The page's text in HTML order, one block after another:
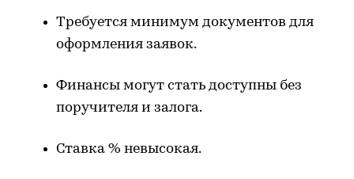
Требуется минимум документов для
оформления заявок.
Финансы могут стать доступны без
поручителя и залога.
Ставка % невысокая.